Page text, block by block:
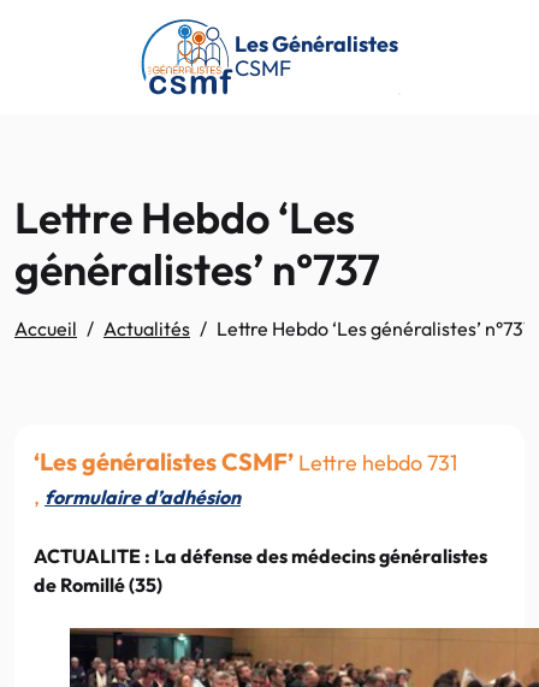
Passer au contenu principal
Les Généralistes
CSMF
Lettre Hebdo ‘Les
généralistes’ n°737
Accueil Actualités Lettre Hebdo ‘Les généralistes’ n°737
‘Les généralistes CSMF’ Lettre hebdo 731
, formulaire d’adhésion
ACTUALITE : La défense des médecins généralistes
de Romillé (35)